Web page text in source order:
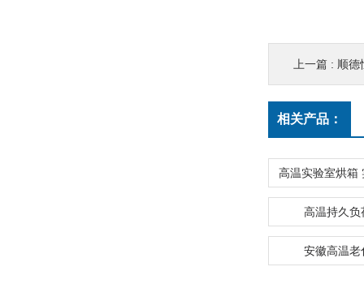
上一篇 : 顺德
相关产品：
高温持久负
安徽高温老